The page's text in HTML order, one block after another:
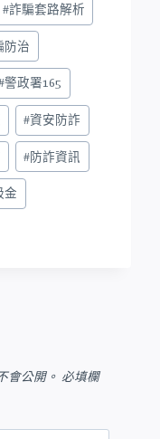
#詐騙套路解析
防治
警政署165
#資安防詐
#防詐資訊
金
會公開。 必填欄